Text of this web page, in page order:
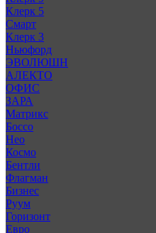
Клерк 5
Смарт
Клерк 3
Ньюфорд
ЭВОЛЮШН
АЛЕКТО
ОФИС
ЗАРА
Матрикс
Боссо
Нео
Космо
Бентли
Флагман
Бизнес
Руум
Горизонт
Евро